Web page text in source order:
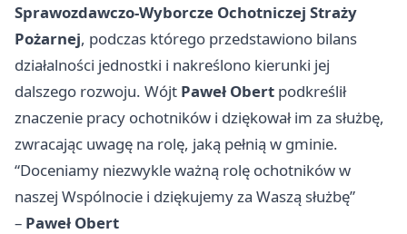
Sprawozdawczo-Wyborcze Ochotniczej Straży
Pożarnej, podczas którego przedstawiono bilans
działalności jednostki i nakreślono kierunki jej
dalszego rozwoju. Wójt Paweł Obert podkreślił
znaczenie pracy ochotników i dziękował im za służbę,
zwracając uwagę na rolę, jaką pełnią w gminie.
“Doceniamy niezwykle ważną rolę ochotników w
naszej Wspólnocie i dziękujemy za Waszą służbę”
– Paweł Obert